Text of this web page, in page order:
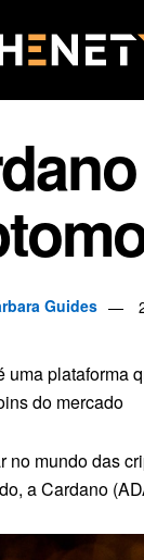
Guides
uma plataforma
do mercado
no mundo das
a Cardano